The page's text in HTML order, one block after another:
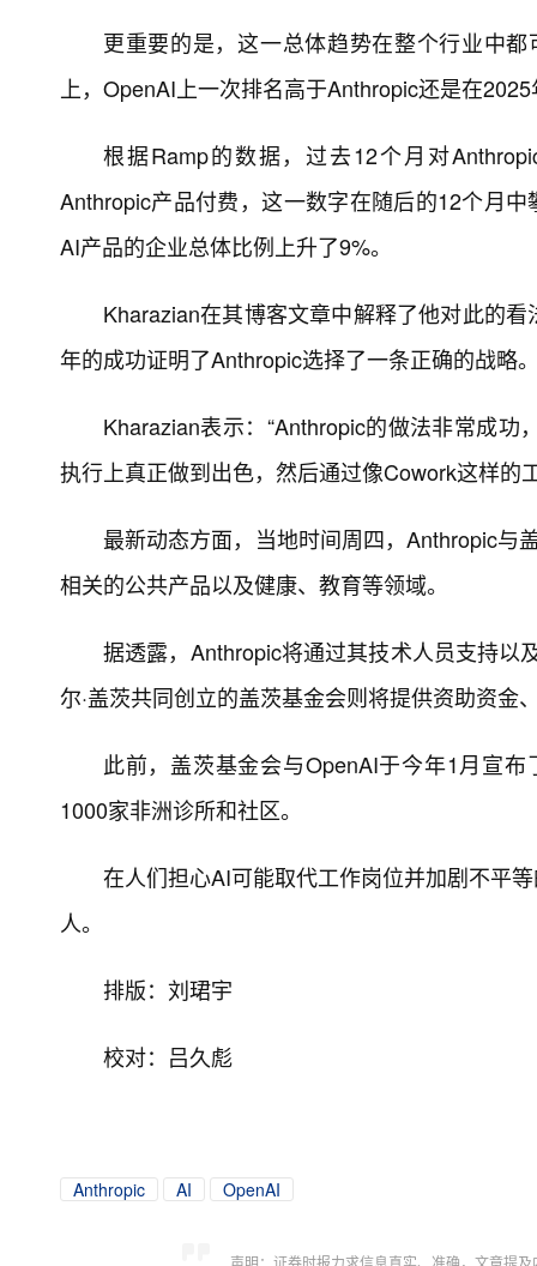
更重要的是，这一总体趋势在整个行业中
上，OpenAI上一次排名高于Anthropic还是在
根据Ramp的数据，过去12个月对
Anthropic产品付费，这一数字在随后的12个月
AI产品的企业总体比例上升了9%。
Kharazian在其博客文章中解释了他对此的
年的成功证明了Anthropic选择了一条正确的战略
Kharazian表示：“Anthropic的做法非常成
执行上真正做到出色，然后通过像Cowork这样的
最新动态方面，当地时间周四，Anthropic与
相关的公共产品以及健康、教育等领域。
据透露，Anthropic将通过其技术人员支持以
尔·盖茨共同创立的盖茨基金会则将提供资助资
此前，盖茨基金会与OpenAI于今年1月宣
1000家非洲诊所和社区。
在人们担心AI可能取代工作岗位并加剧不平
人。
排版：刘珺宇
校对：吕久彪
Anthropic AI OpenAI
声明：证券时报力求信息真实、准确，文章提